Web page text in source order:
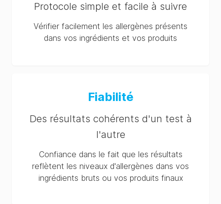
Protocole simple et facile à suivre
Vérifier facilement les allergènes présents
dans vos ingrédients et vos produits
Fiabilité
Des résultats cohérents d'un test à
l'autre
Confiance dans le fait que les résultats
reflètent les niveaux d'allergènes dans vos
ingrédients bruts ou vos produits finaux